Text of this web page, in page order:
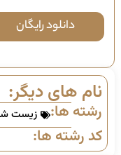
دانلود رایگان
نام های دیگر:
رشته ها: زیست
کد رشته ها: